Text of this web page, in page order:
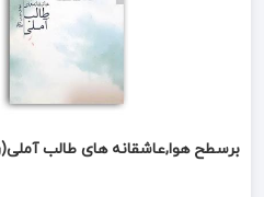
برسطح هوا,عاشقانه های طالب